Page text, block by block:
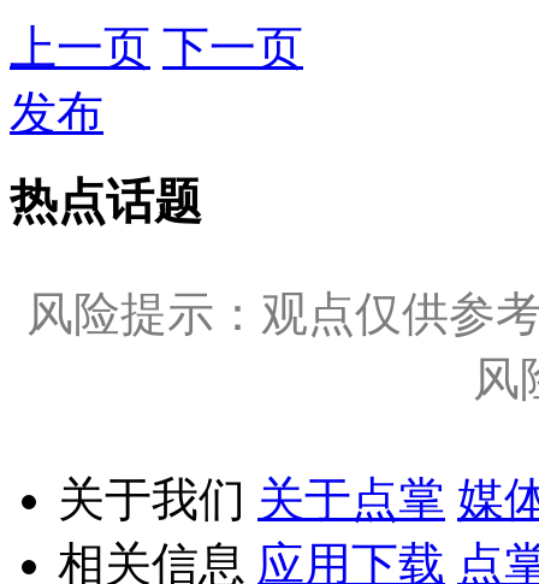
上一页 下一页
发布
热点话题
风险提示：观点仅供参
风
关于我们 关于点掌 媒
相关信息 应用下载 点